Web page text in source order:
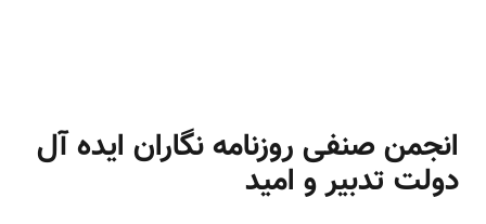
انجمن صنفی روزنامه نگاران ایده آل
دولت تدبیر و امید